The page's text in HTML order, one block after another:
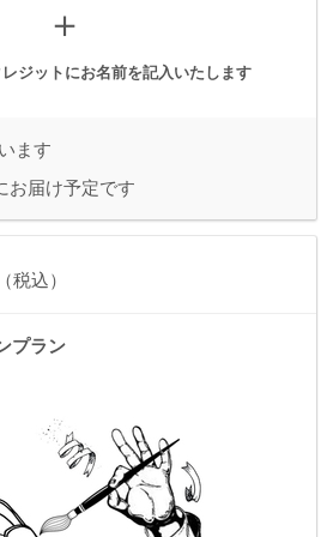
華麗に一石を投じるキーホルダーで
◢◤◢◤◢◤◢◤
＋
ジットにお名前を記入いたします
ます
お届け予定です
税込）
プラン